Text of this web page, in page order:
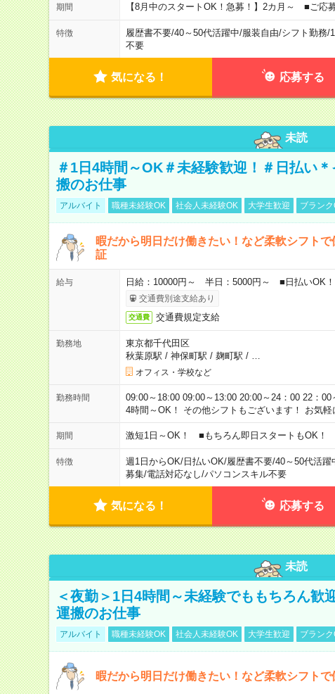
期間 【8月中のスタートOK！急募！】2カ月～ ■ご応
特徴 履歴書不要/40～50代活躍中/服装自由/シフト勤務/
不要
気になる！ 応募する
未読
＃1日4時間～OK＃未経験歓迎！＃日払い
搬のお仕事
アルバイト 職種未経験OK 社会人未経験OK 大学生歓迎 ブランク
暇だから明日だけ働きたい！など柔軟シフト
証
給与 日給：10000円～ 半日：5000円～ ■日払いOK！
交通費別途支給あり
交通費 交通費規定支給
勤務地
東京都千代田区
秋葉原駅 / 神保町駅 / 麹町駅 /
オフィス・学校など
勤務時間
09:00～18:00 09:00～13:00 20:00～24：00 22：
4時間～OK！ その他シフトもございます！ お気軽
期間 激短1日～OK！ ■もちろん即日スタートもOK！
特徴 週1日からOK/日払いOK/履歴書不要/40～50代活躍
募集/電話対応なし/パソコンスキル不要
気になる！ 応募する
未読
＜夜勤＞1日4時間～未経験でももちろん歓
運搬のお仕事
アルバイト 職種未経験OK 社会人未経験OK 大学生歓迎 ブランク
暇だから明日だけ働きたい！など柔軟シフト